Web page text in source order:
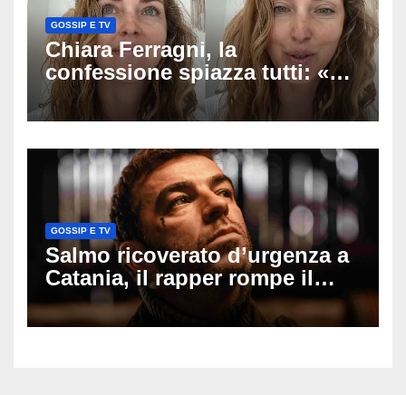
GOSSIP E TV
Chiara Ferragni, la
confessione spiazza tutti: «Un
mio ex voleva che mi rifacessi
il seno». Poi svela i ritocchi di
GOSSIP E TV
Salmo ricoverato d’urgenza a
Catania, il rapper rompe il
silenzio dopo la notte in
ospedale: come sta e cosa